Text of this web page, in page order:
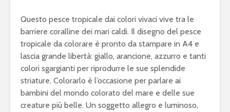
Questo pesce tropicale dai colori vivaci vive tra le
barriere coralline dei mari caldi. Il disegno del pesce
tropicale da colorare è pronto da stampare in A4 e
lascia grande libertà: giallo, arancione, azzurro e tanti
colori sgargianti per riprodurre le sue splendide
striature. Colorarlo è l’occasione per parlare ai
bambini del mondo colorato del mare e delle sue
creature più belle. Un soggetto allegro e luminoso,